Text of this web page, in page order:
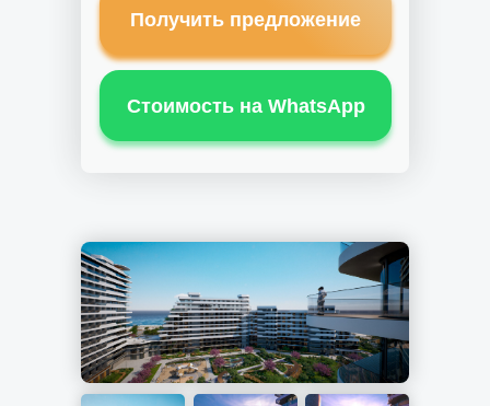
Получить предложение
Стоимость на WhatsApp